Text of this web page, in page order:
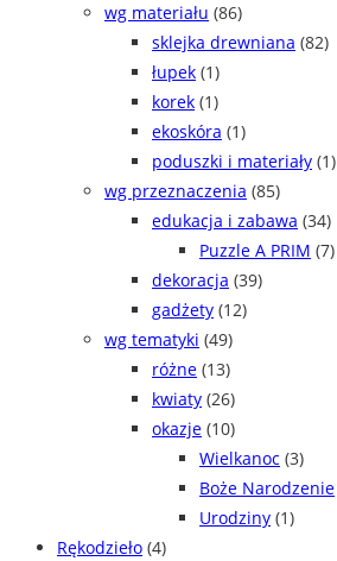
wg materiału (86)
sklejka drewniana (82)
łupek (1)
korek (1)
ekoskóra (1)
poduszki i materiały (1)
wg przeznaczenia (85)
edukacja i zabawa (34)
Puzzle A PRIM (7)
dekoracja (39)
gadżety (12)
wg tematyki (49)
różne (13)
kwiaty (26)
okazje (10)
Wielkanoc (3)
Boże Narodzenie
Urodziny (1)
Rękodzieło (4)